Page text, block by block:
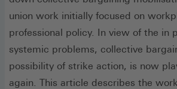
union work initially focused on
professional policy. In view of the in
systemic problems, collective
possibility of strike action, is now
again. This article describes the